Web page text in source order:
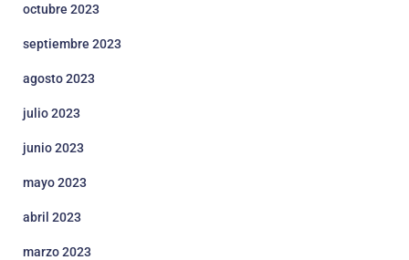
octubre 2023
septiembre 2023
agosto 2023
julio 2023
junio 2023
mayo 2023
abril 2023
marzo 2023